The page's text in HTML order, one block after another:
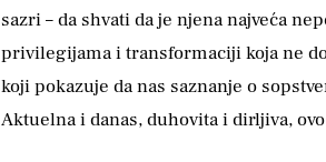
sazri – da shvati da je njena najveća
privilegijama i transformaciji koja ne
koji pokazuje da nas saznanje o
Aktuelna i danas, duhovita i dirljiva,